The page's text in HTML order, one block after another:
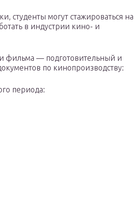
студенты могут стажироваться на
в индустрии кино- и
фильма — подготовительный и
по кинопроизводству:
периода: